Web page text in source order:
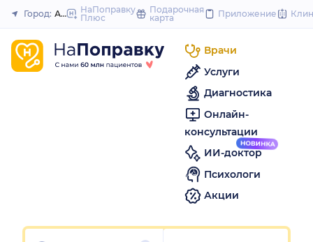
to
Закрыть
Город: АстраханьНаПоправку
Плюс
Подарочная
карта
Приложение
Врачи
Услуги
Диагностика
Онлайн-
консультации
ИИ-доктор
Психологи
Акции
Очистить